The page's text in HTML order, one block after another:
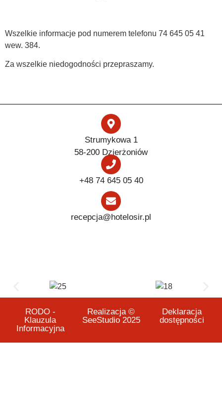
Wszelkie informacje pod numerem telefonu 74 645 05 41
wew. 384.
Za wszelkie niedogodności przepraszamy.
Strumykowa 1
58-200 Dzierżoniów
+48 74 645 05 40
recepcja@hotelosir.pl
RODO -
Klauzula
Informacyjna
Realizacja ©
SeeStudio 2025
Deklaracja
dostępności